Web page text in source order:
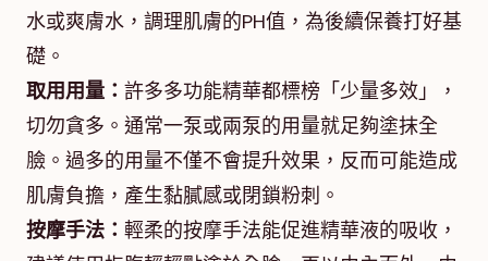
水或爽膚水，調理肌膚的PH值，為後續保養打好基
礎。
取用用量： 許多多功能精華都標榜「少量多效」，
切勿貪多。通常一泵或兩泵的用量就足夠塗抹全
臉。過多的用量不僅不會提升效果，反而可能造成
肌膚負擔，產生黏膩感或閉鎖粉刺。
按摩手法： 輕柔的按摩手法能促進精華液的吸收，